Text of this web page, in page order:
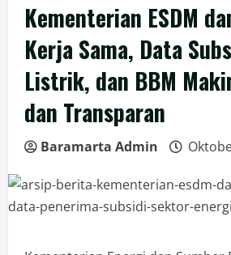
Kementerian ESDM
Kerja Sama, Data
Listrik, dan BBM
dan Transparan
Baramarta Admin